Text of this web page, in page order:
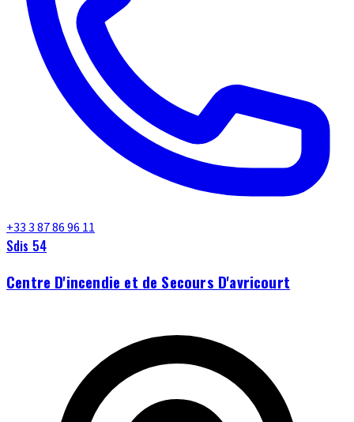
+33 3 87 86 96 11
Sdis 54
Centre D'incendie et de Secours D'avricourt